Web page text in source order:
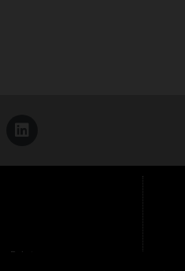
Dubois.